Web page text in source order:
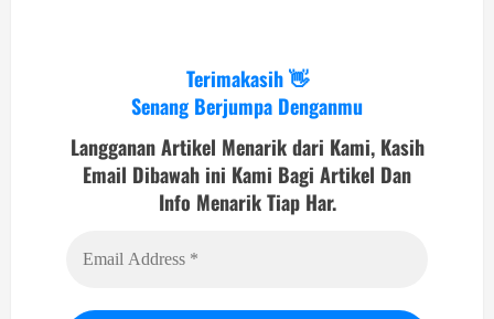
Terimakasih 👋
Senang Berjumpa Denganmu
Langganan Artikel Menarik dari Kami, Kasih
Email Dibawah ini Kami Bagi Artikel Dan
Info Menarik Tiap Har.